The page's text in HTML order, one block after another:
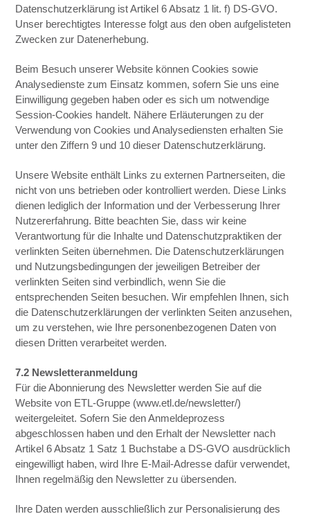
Datenschutzerklärung ist Artikel 6 Absatz 1 lit. f) DS-GVO.
Unser berechtigtes Interesse folgt aus den oben aufgelisteten
Zwecken zur Datenerhebung.
Beim Besuch unserer Website können Cookies sowie
Analysedienste zum Einsatz kommen, sofern Sie uns eine
Einwilligung gegeben haben oder es sich um notwendige
Session-Cookies handelt. Nähere Erläuterungen zu der
Verwendung von Cookies und Analysediensten erhalten Sie
unter den Ziffern 9 und 10 dieser Datenschutzerklärung.
Unsere Website enthält Links zu externen Partnerseiten, die
nicht von uns betrieben oder kontrolliert werden. Diese Links
dienen lediglich der Information und der Verbesserung Ihrer
Nutzererfahrung. Bitte beachten Sie, dass wir keine
Verantwortung für die Inhalte und Datenschutzpraktiken der
verlinkten Seiten übernehmen. Die Datenschutzerklärungen
und Nutzungsbedingungen der jeweiligen Betreiber der
verlinkten Seiten sind verbindlich, wenn Sie die
entsprechenden Seiten besuchen. Wir empfehlen Ihnen, sich
die Datenschutzerklärungen der verlinkten Seiten anzusehen,
um zu verstehen, wie Ihre personenbezogenen Daten von
diesen Dritten verarbeitet werden.
7.2 Newsletteranmeldung
Für die Abonnierung des Newsletter werden Sie auf die
Website von ETL-Gruppe (www.etl.de/newsletter/)
weitergeleitet. Sofern Sie den Anmeldeprozess
abgeschlossen haben und den Erhalt der Newsletter nach
Artikel 6 Absatz 1 Satz 1 Buchstabe a DS-GVO ausdrücklich
eingewilligt haben, wird Ihre E-Mail-Adresse dafür verwendet,
Ihnen regelmäßig den Newsletter zu übersenden.
Ihre Daten werden ausschließlich zur Personalisierung des